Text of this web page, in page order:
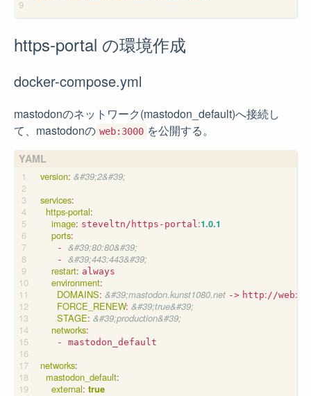
https-portal の環境作成
docker-compose.yml
mastodonのネットワーク(mastodon_default)へ接続し
て、mastodonの web:3000 を公開する。
version: &#39;2&#39;
services:
https-portal:
image: steveltn/https-portal :1.0.1
ports:
- &#39;80:80&#39;
- &#39;443:443&#39;
restart: always
environment:
DOMAINS: &#39;mastodon.kunst1080.net -> http: //web:
FORCE_RENEW: &#39;true&#39;
STAGE: &#39;production&#39;
networks:
- mastodon_default
networks:
mastodon_default:
external: true